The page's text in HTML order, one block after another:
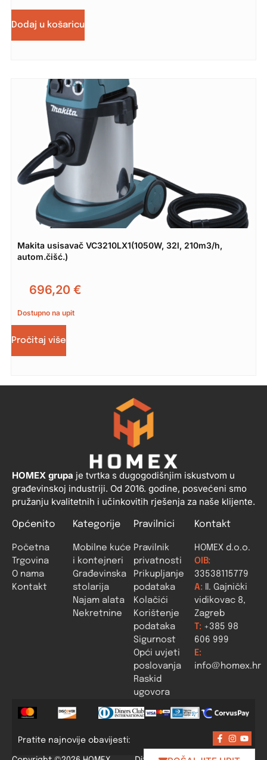
Dodaj u košaricu
Makita usisavač VC3210LX1(1050W, 32l, 210m3/h,
autom.čišć.)
696,20 €
Dostupno na upit
Pročitaj više
HOMEX grupa je tvrtka s dugogodišnjim iskustvom u
građevinskoj industriji. Od 2016. godine, posvećeni smo
pružanju kvalitetnih i učinkovitih rješenja za naše klijente.
Općenito
Početna
Trgovina
O nama
Kontakt
Kategorije
Mobilne kuće
i kontejneri
Građevinska
stolarija
Najam alata
Nekretnine
Pravilnici
Pravilnik
privatnosti
Prikupljanje
podataka
Kolačići
Korištenje
podataka
Sigurnost
Opći uvjeti
poslovanja
Raskid
ugovora
Kontakt
HOMEX d.o.o.
OIB:
33538115779
A: II. Gajnički
vidikovac 8,
Zagreb
T: +385 98
606 999
E:
info@homex.hr
Pratite najnovije obavijesti: